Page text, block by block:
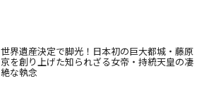
世界遺産決定で脚光！日本初の巨大都城・藤原
京を創り上げた知られざる女帝・持統天皇の凄
絶な執念